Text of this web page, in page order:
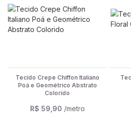
Tecido Crepe Chiffon Italiano
Poá e Geométrico Abstrato
Colorido
R$ 59,90 /metro